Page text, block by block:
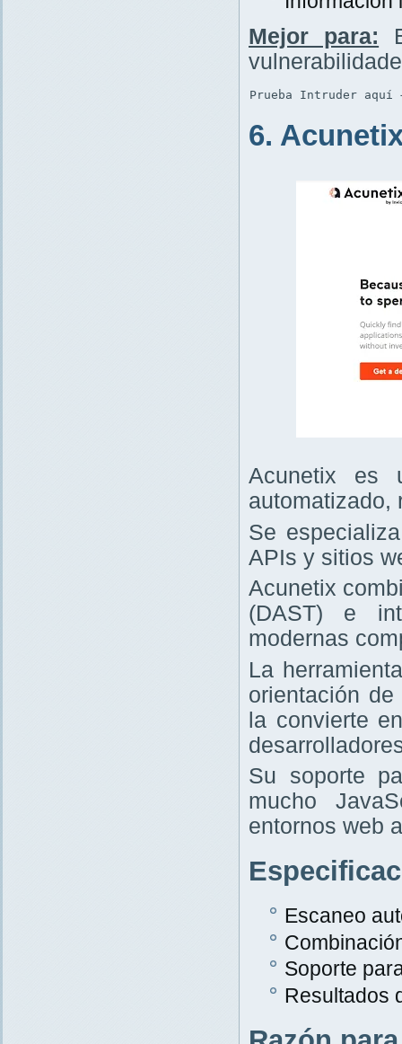
Mejor para:
Prueba Intruder
6.
Acunetix es
automatizado,
Se
APIs y sitios
Acunetix
(DAST) e
modernas
La
orientación
la convierte
Su soporte
mucho
entornos web
Escaneo
Soporte
Resultados